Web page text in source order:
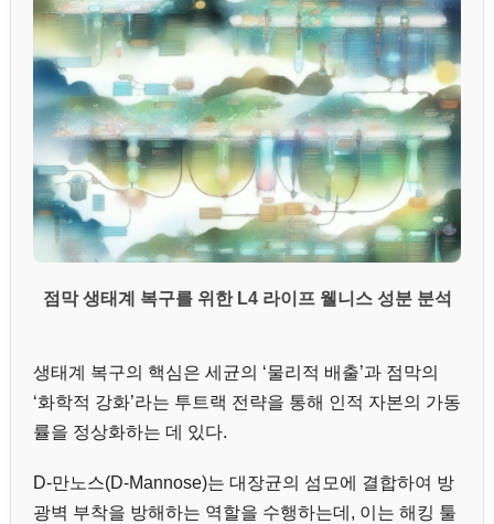
점막 생태계 복구를 위한 L4 라이프 웰니스 성분 분석
생태계 복구의 핵심은 세균의 ‘물리적 배출’과 점막의
‘화학적 강화’라는 투트랙 전략을 통해 인적 자본의 가동
률을 정상화하는 데 있다.
D-만노스(D-Mannose)는 대장균의 섬모에 결합하여 방
광벽 부착을 방해하는 역할을 수행하는데, 이는 해킹 툴